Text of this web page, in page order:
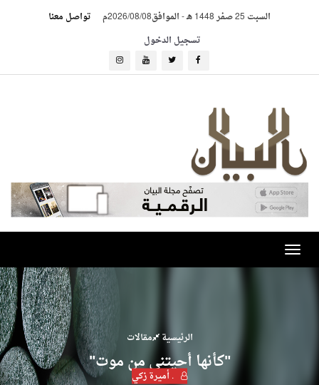
السبت 25 صفر 1448 هـ -الموافق2026/08/08م
تواصل معنا
تسجيل الدخول
Toggle
navigation
الرئيسية مقالات
"كأنها أحيتني من موت"
. أميرة زكي